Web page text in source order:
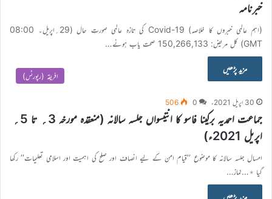
خبرنامہ
(اہم عالمی خبروں کا خلاصہ) Covid-19 کی تازہ عالمی صورتِ حال (29؍اپریل۔ 08:00
GMT) کل مریض: 150,266,133 صحت یاب ہونے…
مزید پڑھیں
افریقہ (رپورٹس)
30 اپریل 2021ء 0
506
جماعت احمدیہ برکینا فاسو کا انتیسواں جلسہ سالانہ (منعقدہ مورخہ 3؍ تا 5؍
اپریل 2021ء)
امسال جلسہ سالانہ کا موضوع ’’قیام امن کے لیے انصاف اور صلح کی اہمیت اور اسلامی تعلیمات‘‘ رکھا
گیا ٭…نماز…